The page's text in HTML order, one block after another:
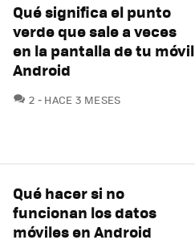
Qué significa el punto
verde que sale a veces
en la pantalla de tu móvil
Android
2 COMENTARIOS
HACE 3 MESES
Qué hacer si no
funcionan los datos
móviles en Android